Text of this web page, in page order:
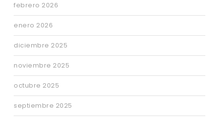
febrero 2026
enero 2026
diciembre 2025
noviembre 2025
octubre 2025
septiembre 2025